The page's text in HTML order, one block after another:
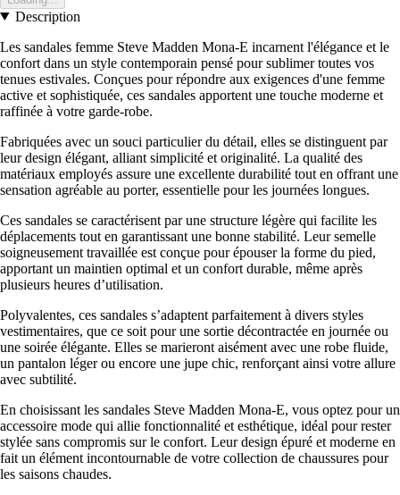
Description
Les sandales femme Steve Madden Mona-E incarnent l'élégance et le
confort dans un style contemporain pensé pour sublimer toutes vos
tenues estivales. Conçues pour répondre aux exigences d'une femme
active et sophistiquée, ces sandales apportent une touche moderne et
raffinée à votre garde-robe.
Fabriquées avec un souci particulier du détail, elles se distinguent par
leur design élégant, alliant simplicité et originalité. La qualité des
matériaux employés assure une excellente durabilité tout en offrant une
sensation agréable au porter, essentielle pour les journées longues.
Ces sandales se caractérisent par une structure légère qui facilite les
déplacements tout en garantissant une bonne stabilité. Leur semelle
soigneusement travaillée est conçue pour épouser la forme du pied,
apportant un maintien optimal et un confort durable, même après
plusieurs heures d’utilisation.
Polyvalentes, ces sandales s’adaptent parfaitement à divers styles
vestimentaires, que ce soit pour une sortie décontractée en journée ou
une soirée élégante. Elles se marieront aisément avec une robe fluide,
un pantalon léger ou encore une jupe chic, renforçant ainsi votre allure
avec subtilité.
En choisissant les sandales Steve Madden Mona-E, vous optez pour un
accessoire mode qui allie fonctionnalité et esthétique, idéal pour rester
stylée sans compromis sur le confort. Leur design épuré et moderne en
fait un élément incontournable de votre collection de chaussures pour
les saisons chaudes.